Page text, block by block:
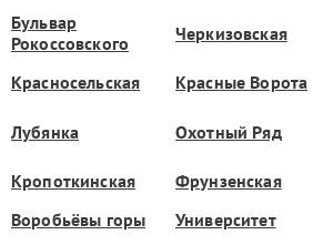
Бульвар
Рокоссовского
Черкизовская
Красносельская
Красные Ворота
Лубянка Охотный Ряд
Кропоткинская
Фрунзенская
Воробьёвы горы
Университет